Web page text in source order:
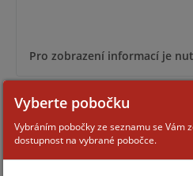
Pro zobrazení informací je
NUMBEROK
Vyberte pobočku
Vybráním pobočky ze seznamu se Vám
dostupnost na vybrané pobočce.